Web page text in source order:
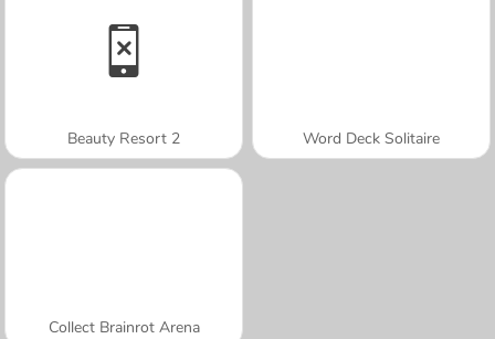
Beauty Resort 2 Word Deck Solitaire
Collect Brainrot Arena